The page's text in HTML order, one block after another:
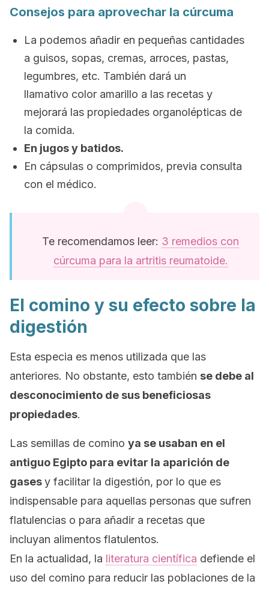
Consejos para aprovechar la cúrcuma
La podemos añadir en pequeñas cantidades
a guisos, sopas, cremas, arroces, pastas,
legumbres, etc. También dará un
llamativo color amarillo a las recetas y
mejorará las propiedades organolépticas de
la comida.
En jugos y batidos.
En cápsulas o comprimidos, previa consulta
con el médico.
Te recomendamos leer: 3 remedios con
cúrcuma para la artritis reumatoide.
El comino y su efecto sobre la
digestión
Esta especia es menos utilizada que las
anteriores. No obstante, esto también se debe al
desconocimiento de sus beneficiosas
propiedades.
Las semillas de comino ya se usaban en el
antiguo Egipto para evitar la aparición de
gasesy facilitar la digestión, por lo que es
indispensable para aquellas personas que sufren
flatulencias o para añadir a recetas que
incluyan alimentos flatulentos.
En la actualidad, la literatura científica defiende el
uso del comino para reducir las poblaciones de la